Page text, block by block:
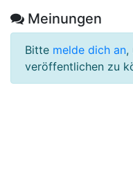
Meinungen
Bitte melde dich an,
veröffentlichen zu